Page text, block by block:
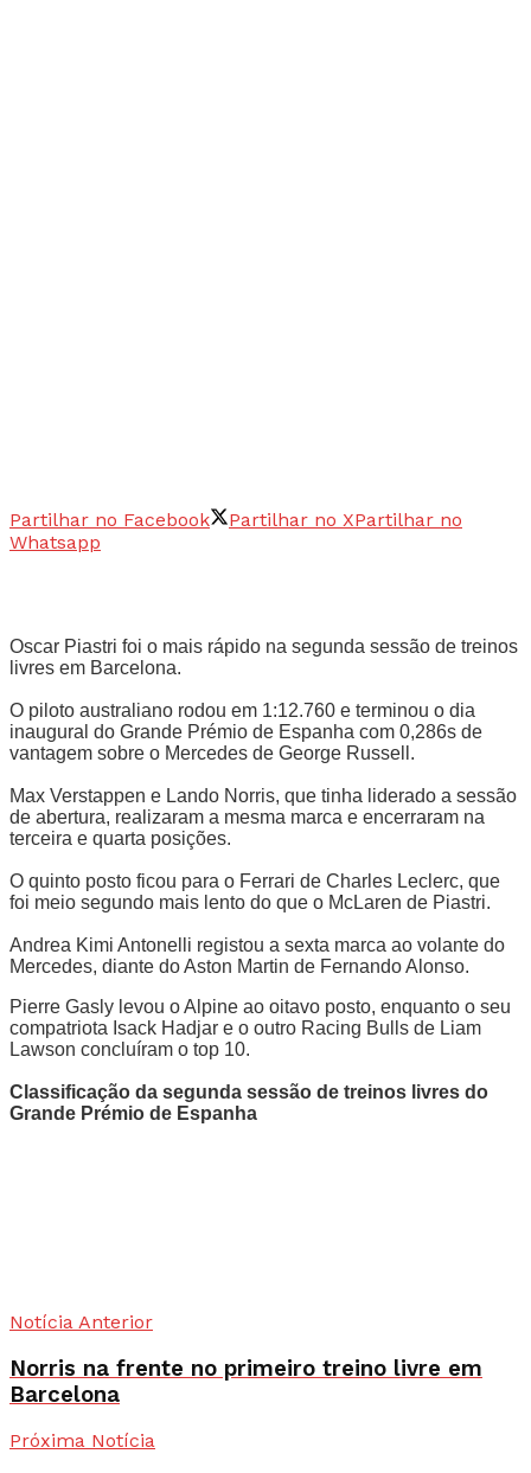
Partilhar no Facebook Partilhar no XPartilhar no
Whatsapp
Oscar Piastri foi o mais rápido na segunda sessão de treinos
livres em Barcelona.
O piloto australiano rodou em 1:12.760 e terminou o dia
inaugural do Grande Prémio de Espanha com 0,286s de
vantagem sobre o Mercedes de George Russell.
Max Verstappen e Lando Norris, que tinha liderado a sessão
de abertura, realizaram a mesma marca e encerraram na
terceira e quarta posições.
O quinto posto ficou para o Ferrari de Charles Leclerc, que
foi meio segundo mais lento do que o McLaren de Piastri.
Andrea Kimi Antonelli registou a sexta marca ao volante do
Mercedes, diante do Aston Martin de Fernando Alonso.
Pierre Gasly levou o Alpine ao oitavo posto, enquanto o seu
compatriota Isack Hadjar e o outro Racing Bulls de Liam
Lawson concluíram o top 10.
Classificação da segunda sessão de treinos livres do
Grande Prémio de Espanha
Notícia Anterior
Norris na frente no primeiro treino livre em
Barcelona
Próxima Notícia